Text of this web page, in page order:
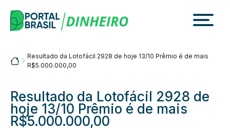
content
Portalbrasil
Resultado da Lotofácil 2928 de hoje 13/10 Prêmio é de mais
R$5.000.000,00
Resultado da Lotofácil 2928 de
hoje 13/10 Prêmio é de mais
R$5.000.000,00